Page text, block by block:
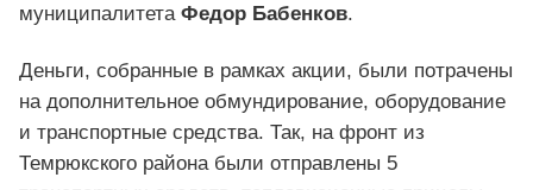
муниципалитета Федор Бабенков.
Деньги, собранные в рамках акции, были потрачены
на дополнительное обмундирование, оборудование
и транспортные средства. Так, на фронт из
Темрюкского района были отправлены 5